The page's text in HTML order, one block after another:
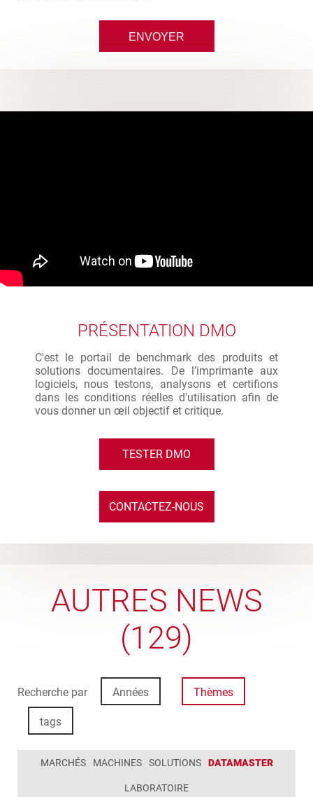
PRÉSENTATION DMO
C'est le portail de benchmark des produits et
solutions documentaires. De l’imprimante aux
logiciels, nous testons, analysons et certifions
dans les conditions réelles d'utilisation afin de
vous donner un œil objectif et critique.
TESTER DMO
CONTACTEZ-NOUS
AUTRES NEWS
(129)
Recherche par Années Thèmes
tags
MARCHÉS MACHINES SOLUTIONS DATAMASTER
LABORATOIRE